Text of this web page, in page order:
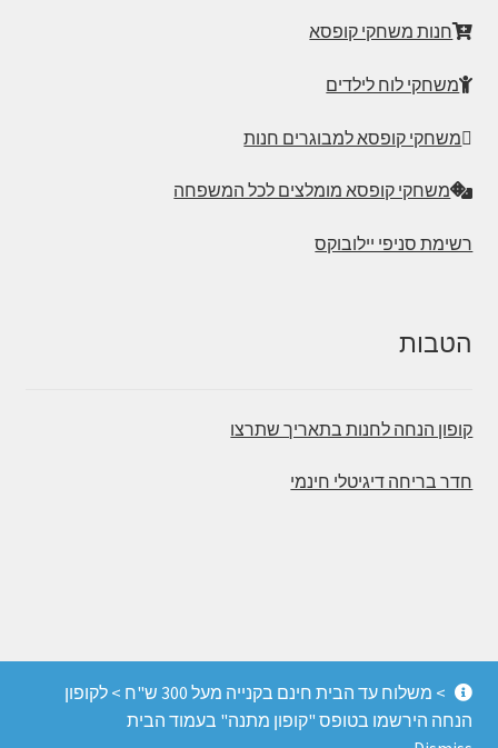
חנות משחקי קופסא
משחקי לוח לילדים
משחקי קופסא למבוגרים חנות
משחקי קופסא מומלצים לכל המשפחה
רשימת סניפי יילובוקס
הטבות
קופון הנחה לחנות בתאריך שתרצו
חדר בריחה דיגיטלי חינמי
מחשבה 2026
החנות מופעלת על ידי Storefront ו-WooCommerce
> משלוח עד הבית חינם בקנייה מעל 300 ש"ח > לקופון
הנחה הירשמו בטופס "קופון מתנה" בעמוד הבית